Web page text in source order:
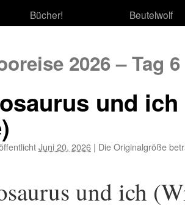
Bücher!
Beutelwolf
2026 – Tag
und
Juni 20, 2026 | Die Originalgröße
und ich